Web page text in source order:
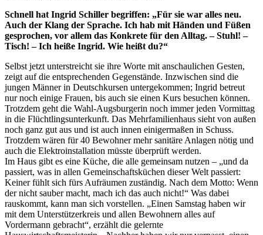
Schnell hat Ingrid Schiller begriffen: „Für sie war alles neu.
Auch der Klang der Sprache. Ich hab mit Händen und Füßen
gesprochen, vor allem das Konkrete für den Alltag. – Stuhl! –
Tisch! – Ich heiße Ingrid. Wie heißt du?“
Selbst jetzt unterstreicht sie ihre Worte mit anschaulichen Gesten,
zeigt auf die entsprechenden Gegenstände. Inzwischen sind die
jungen Männer in Deutschkursen untergekommen; Ingrid betreut
nur noch einige Frauen, bis auch sie einen Kurs besuchen können.
Trotzdem geht die Wahl-Augsburgerin noch immer jeden Vormittag
in die Flüchtlingsunterkunft. Das Mehrfamilienhaus sieht von außen
noch ganz gut aus und ist auch innen einigermaßen in Schuss.
Trotzdem wären für 40 Bewohner mehr sanitäre Anlagen nötig und
auch die Elektroinstallation müsste überprüft werden.
Im Haus gibt es eine Küche, die alle gemeinsam nutzen – „und da
passiert, was in allen Gemeinschaftsküchen dieser Welt passiert:
Keiner fühlt sich fürs Aufräumen zuständig. Nach dem Motto: Wenn
der nicht sauber macht, mach ich das auch nicht!“ Was dabei
rauskommt, kann man sich vorstellen. „Einen Samstag haben wir
mit dem Unterstützerkreis und allen Bewohnern alles auf
Vordermann gebracht“, erzählt die gelernte